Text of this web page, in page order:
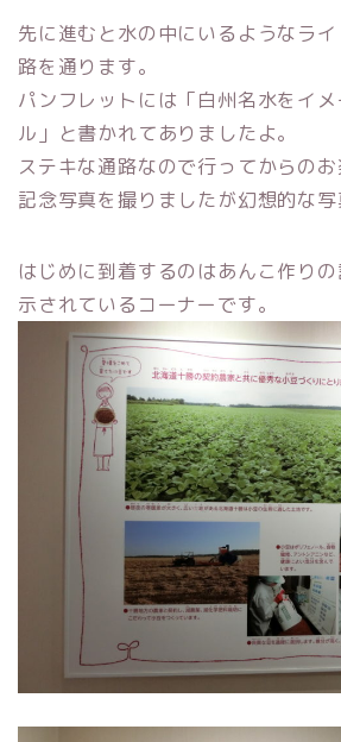
先に進むと水の中にいるようなラ
路を通ります。
パンフレットには「白州名水をイ
ル」と書かれてありましたよ。
ステキな通路なので行ってからの
記念写真を撮りましたが幻想的な写
はじめに到着するのはあんこ作り
示されているコーナーです。